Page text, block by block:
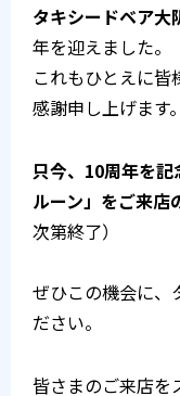
タキシードベア大
年を迎えました。
これもひとえに皆
感謝申し上げます。
只今、10周年を
ルーン」をご来店
次第終了）
ぜひこの機会に、
ださい。
皆さまのご来店を